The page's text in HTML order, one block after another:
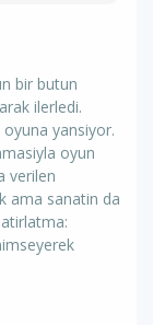
bir butun
ilerledi.
yansiyor.
oyun
verilen
ama sanatin da